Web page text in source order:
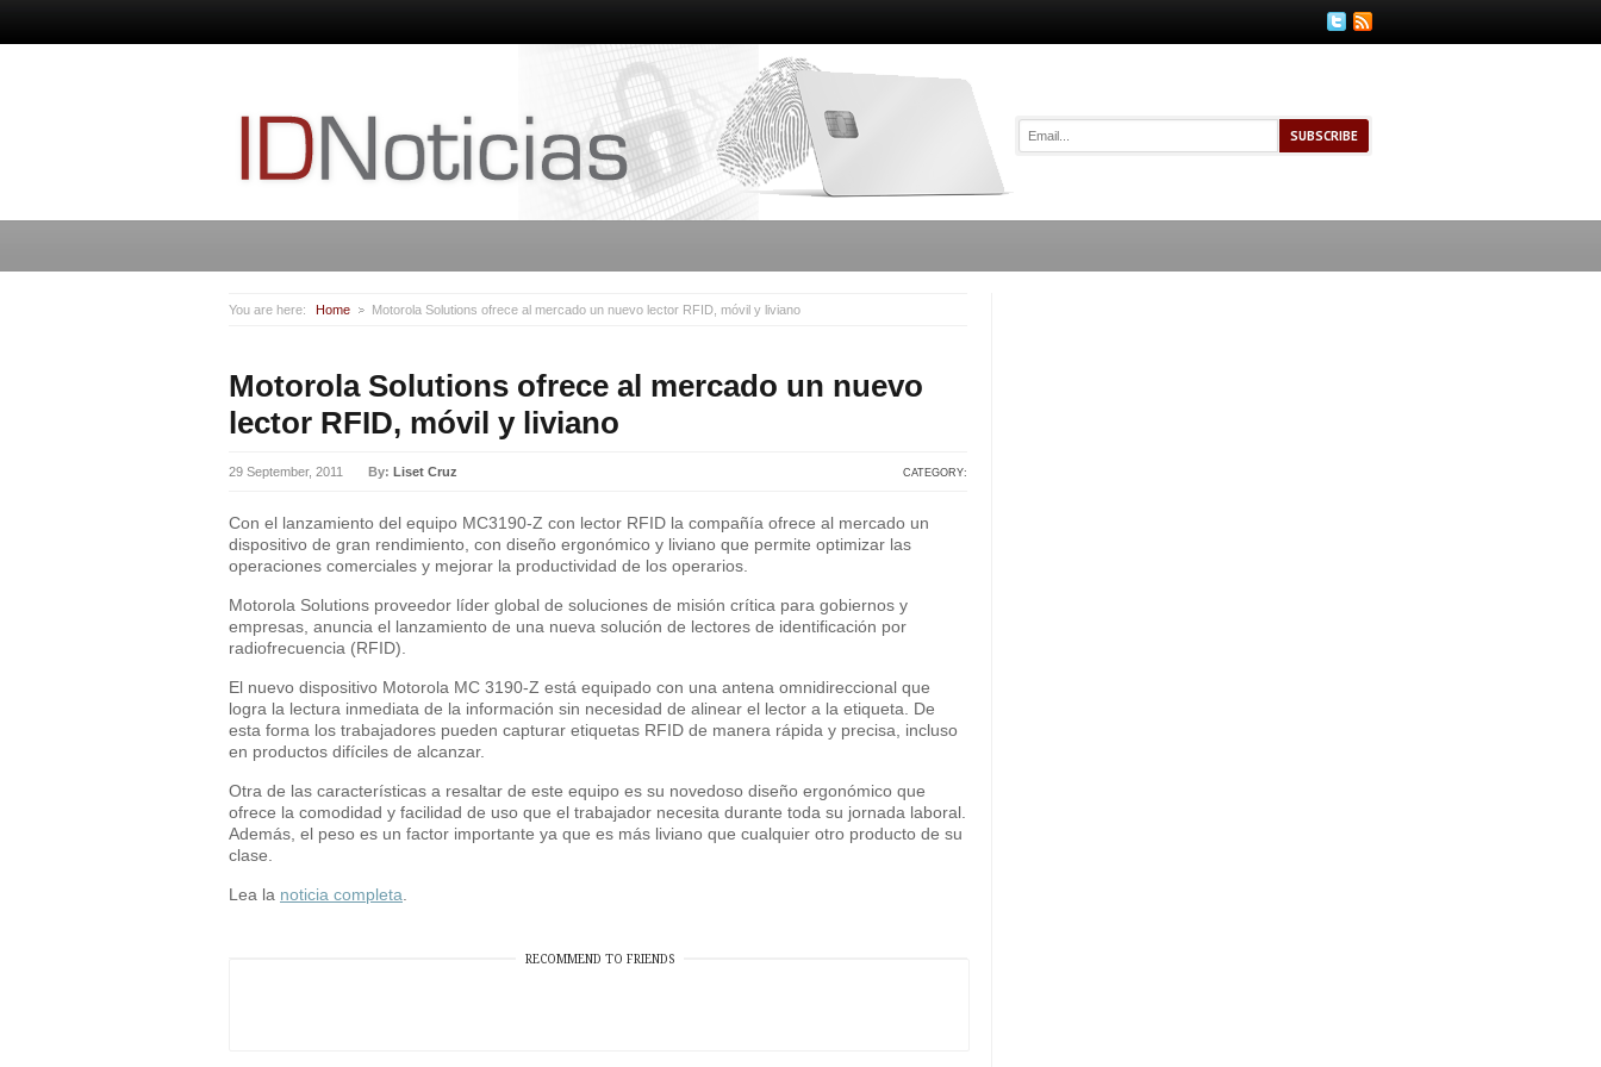
You are here: Home Motorola Solutions ofrece al mercado un nuevo lector RFID, móvil y liviano
Motorola Solutions ofrece al mercado un nuevo
lector RFID, móvil y liviano
29 September, 2011 By: Liset Cruz CATEGORY:
Con el lanzamiento del equipo MC3190-Z con lector RFID la compañía ofrece al mercado un
dispositivo de gran rendimiento, con diseño ergonómico y liviano que permite optimizar las
operaciones comerciales y mejorar la productividad de los operarios.
Motorola Solutions proveedor líder global de soluciones de misión crítica para gobiernos y
empresas, anuncia el lanzamiento de una nueva solución de lectores de identificación por
radiofrecuencia (RFID).
El nuevo dispositivo Motorola MC 3190-Z está equipado con una antena omnidireccional que
logra la lectura inmediata de la información sin necesidad de alinear el lector a la etiqueta. De
esta forma los trabajadores pueden capturar etiquetas RFID de manera rápida y precisa, incluso
en productos difíciles de alcanzar.
Otra de las características a resaltar de este equipo es su novedoso diseño ergonómico que
ofrece la comodidad y facilidad de uso que el trabajador necesita durante toda su jornada laboral.
Además, el peso es un factor importante ya que es más liviano que cualquier otro producto de su
clase.
Lea la noticia completa
RECOMMEND TO FRIENDS